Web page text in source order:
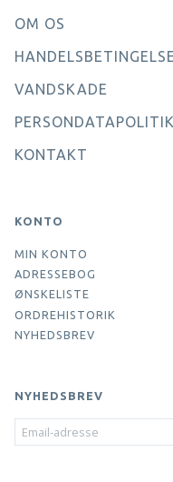
OM OS
VANDSKADE
PERSONDATAPOLITIK
KONTAKT
KONTO
MIN KONTO
ADRESSEBOG
ØNSKELISTE
ORDREHISTORIK
NYHEDSBREV
NYHEDSBREV
EMAIL-
ADRESSE